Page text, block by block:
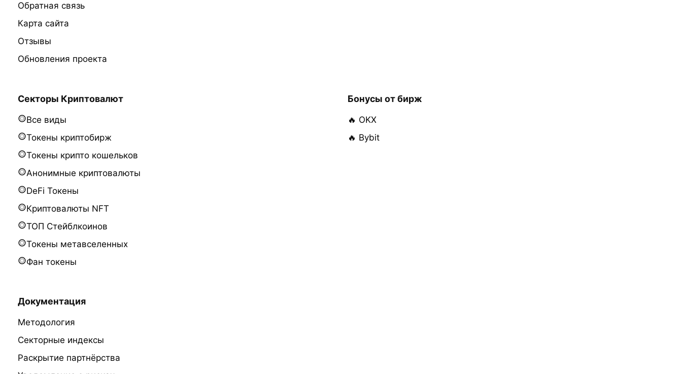
Обратная связь
Карта сайта
Отзывы
Обновления проекта
Секторы Криптовалют
Все виды
Токены криптобирж
Токены крипто кошельков
Анонимные криптовалюты
DeFi Токены
Криптовалюты NFT
ТОП Стейблкоинов
Токены метавселенных
Фан токены
Бонусы от бирж
🔥 OKX
🔥 Bybit
Документация
Методология
Секторные индексы
Раскрытие партнёрства